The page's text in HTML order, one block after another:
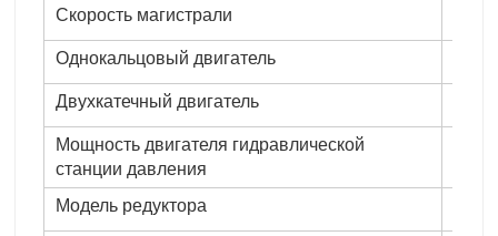
Скорость магистрали
Однокальцовый двигатель
Двухкатечный двигатель
Мощность двигателя гидравлической
станции давления
Модель редуктора